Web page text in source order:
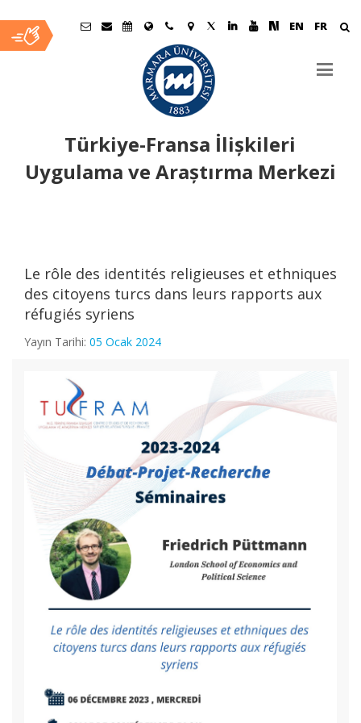
EN FR
Türkiye-Fransa İlișkileri
Uygulama ve Araștırma Merkezi
İçerikLe rôle des identités religieuses et ethniques
des citoyens turcs dans leurs rapports aux
réfugiés syriens
Yayın Tarihi: 05 Ocak 2024